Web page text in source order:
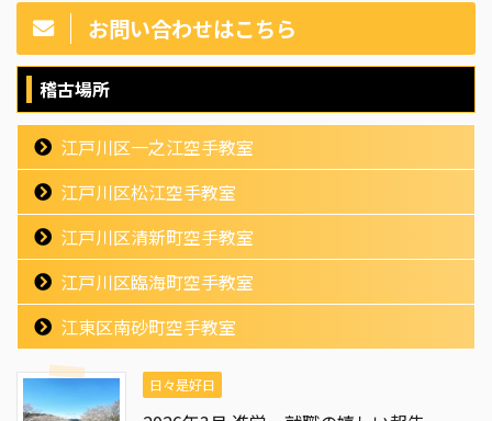
お問い合わせはこちら
稽古場所
江戸川区一之江空手教室
江戸川区松江空手教室
江戸川区清新町空手教室
江戸川区臨海町空手教室
江東区南砂町空手教室
日々是好日